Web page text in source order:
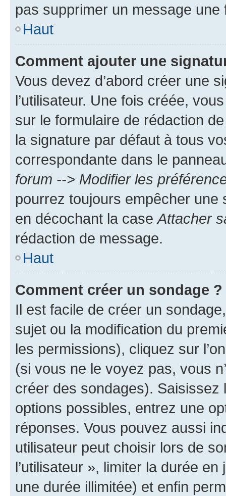
pas supprimer un message une
Haut
Comment ajouter une
Vous devez d’abord créer une
l’utilisateur. Une fois créée,
sur le formulaire de rédaction
la signature par défaut à tous
correspondante dans le
forum --> Modifier les
pourrez toujours empêcher une
en décochant la case Attacher
rédaction de message.
Haut
Comment créer un sondage ?
Il est facile de créer un
sujet ou la modification du
les permissions), cliquez sur
(si vous ne le voyez pas, vous
créer des sondages).
options possibles, entrez une
réponses. Vous pouvez aussi
utilisateur peut choisir lors de
l’utilisateur », limiter la durée
une durée illimitée) et enfin